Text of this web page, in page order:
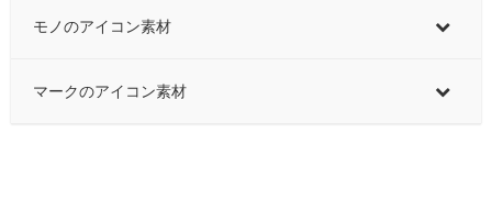
モノのアイコン素材
マークのアイコン素材